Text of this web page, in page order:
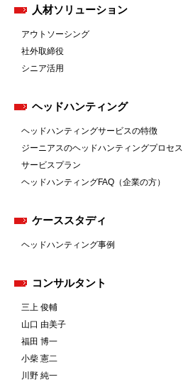
人材ソリューション
アウトソーシング
社外取締役
シニア活用
ヘッドハンティング
ヘッドハンティングサービスの特徴
ジーニアスのヘッドハンティングプロセス
サービスプラン
ヘッドハンティングFAQ（企業の方）
ケーススタディ
ヘッドハンティング事例
コンサルタント
三上 俊輔
山口 由美子
福田 博一
小柴 憲二
川野 純一